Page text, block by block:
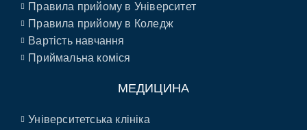
Правила прийому в Університет
Правила прийому в Коледж
Вартість навчання
Приймальна коміся
МЕДИЦИНА
Університетська клініка